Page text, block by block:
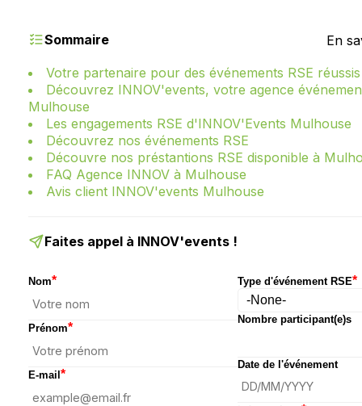
Sommaire
En
Votre partenaire pour des événements RSE
Découvrez INNOV'events, votre agence
Mulhouse
Les engagements RSE d'INNOV'Events Mulhouse
Découvrez nos événements RSE
Découvre nos préstantions RSE disponible à
FAQ Agence INNOV à Mulhouse
Avis client INNOV'events Mulhouse
Faites appel à INNOV'events !
Nom*
Prénom*
E-mail *
Type d'événement RSE*
Nombre participant(e)s
Date de l'événement